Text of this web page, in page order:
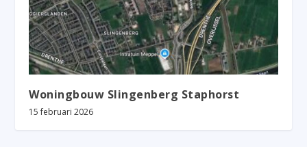
Woningbouw Slingenberg Staphorst
15 februari 2026